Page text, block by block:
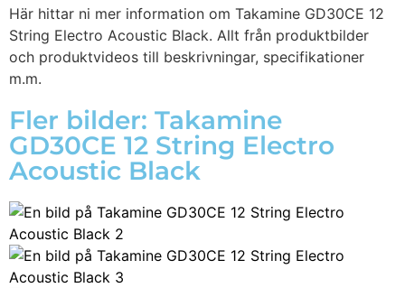
Här hittar ni mer information om Takamine GD30CE 12
String Electro Acoustic Black. Allt från produktbilder
och produktvideos till beskrivningar, specifikationer
m.m.
Fler bilder: Takamine
GD30CE 12 String Electro
Acoustic Black